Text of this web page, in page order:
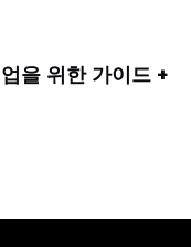
을 위한 가이드 +